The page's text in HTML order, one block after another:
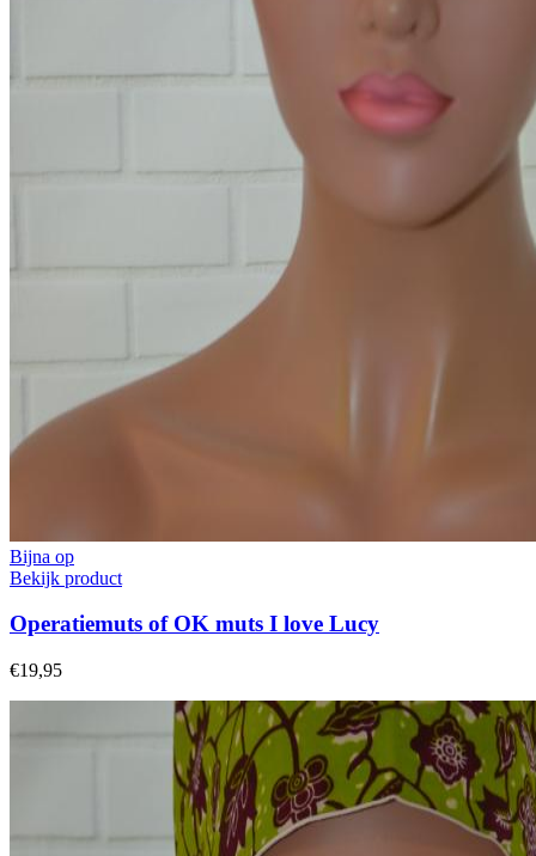
Bijna op
Bekijk product
Operatiemuts of OK muts I love Lucy
€19,95